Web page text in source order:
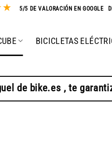
★ 5/5 DE VALORACIÓN EN GOOGLE
BICICLETAS
de bike.es , te